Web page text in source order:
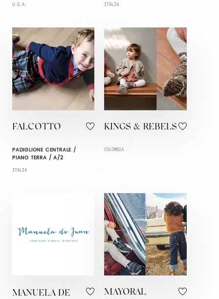
U.S.A. ITALIA
FALCOTTO
PADIGLIONE CENTRALE /
PIANO TERRA / A/2
ITALIA
KINGS & REBELS
COLOMBIA
MANUELA DE
MAYORAL